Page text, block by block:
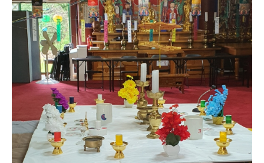
동자각
칠성각
기타
동영상